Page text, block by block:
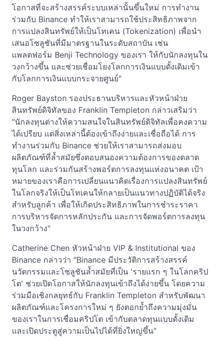
โอกาสที่จะสร้างสรรค์ระบบเหล่านั้นขึ้นใหม่ การทำงาน
ร่วมกับ Binance ทำให้เราสามารถใช้ประสิทธิภาพจาก
การแปลงสินทรัพย์ให้เป็นโทเคน (Tokenization) เพื่อนำ
เสนอโซลูชันที่มีมาตรฐานในระดับสถาบัน เช่น
แพลตฟอร์ม Benji Technology ของเรา ให้กับนักลงทุนใน
วงกว้างขึ้น และช่วยเชื่อมโยงโลกการเงินแบบดั้งเดิมเข้า
กับโลกการเงินแบบกระจายศูนย์"
Roger Bayston รองประธานบริหารและหัวหน้าฝ่าย
สินทรัพย์ดิจิทัลของ Franklin Templeton กล่าวเสริมว่า
"นักลงทุนต่างให้ความสนใจในสินทรัพย์ดิจิทัลเพื่อคงความ
ได้เปรียบ แต่สิ่งเหล่านี้ต้องเข้าถึงง่ายและเชื่อถือได้ การ
ทำงานร่วมกับ Binance ช่วยให้เราสามารถส่งมอบ
ผลิตภัณฑ์ที่ล้ำสมัยซึ่งตอบสนองความต้องการของตลาด
ทุนโลก และร่วมกันสร้างพอร์ตการลงทุนแห่งอนาคต เป้า
หมายของเราคือการเปลี่ยนแนวคิดเรื่องการแปลงสินทรัพย์
ในโลกจริงให้เป็นโทเคนให้กลายเป็นแนวทางปฏิบัติได้จริง
สำหรับลูกค้า เพื่อให้เกิดประสิทธิภาพในการชำระราคา
การบริหารจัดการหลักประกัน และการจัดพอร์ตการลงทุน
ในวงกว้าง"
Catherine Chen หัวหน้าฝ่าย VIP & Institutional ของ
Binance กล่าวว่า "Binance มีประวัติการสร้างสรรค์
นวัตกรรมและโซลูชันล้ำสมัยที่เป็น 'รายแรก ๆ ในโลกคริป
โต' ช่วยเปิดโอกาสให้นักลงทุนเข้าถึงได้ง่ายขึ้น โดยความ
ร่วมมือเชิงกลยุทธ์กับ Franklin Templeton สำหรับพัฒนา
ผลิตภัณฑ์และโครงการใหม่ ๆ ยังตอกย้ำถึงความมุ่งมั่น
ของเราในการเชื่อมคริปโต เข้ากับตลาดทุนแบบดั้งเดิม
และเปิดประตูสู่ความเป็นไปได้ที่ยิ่งใหญ่ขึ้น"